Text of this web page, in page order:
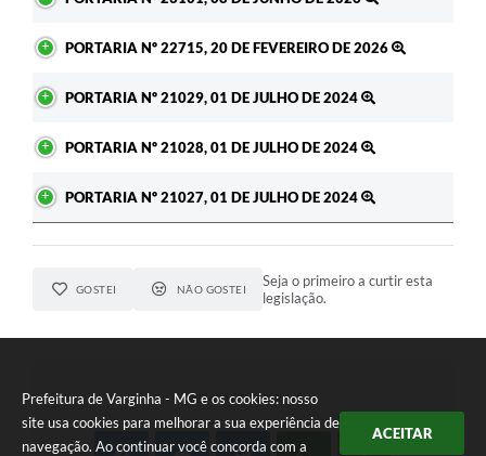
Prefeitura de Varginha - MG e os cookies: nosso
site usa cookies para melhorar a sua experiência de
navegação. Ao continuar você concorda com a
ACEITAR
PORTARIA Nº 22715, 20 DE FEVEREIRO DE 2026
PORTARIA Nº 21029, 01 DE JULHO DE 2024
PORTARIA Nº 21028, 01 DE JULHO DE 2024
PORTARIA Nº 21027, 01 DE JULHO DE 2024
GOSTEI NÃO GOSTEI
Seja o primeiro a curtir esta
legislação.
COMPARTILHAR